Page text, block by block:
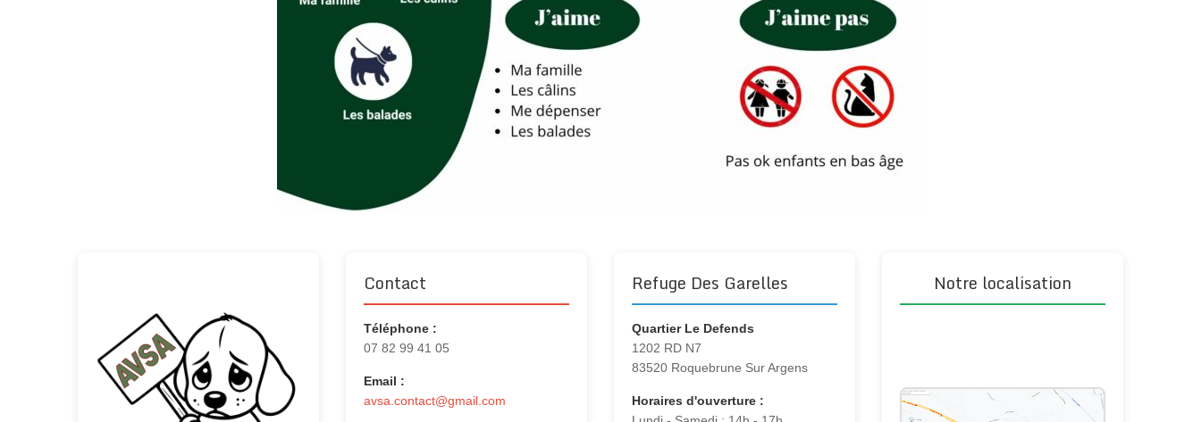
Contact
Téléphone :
07 82 99 41 05
Email :
avsa.contact@gmail.com
Refuge Des Garelles
Quartier Le Defends
1202 RD N7
83520 Roquebrune Sur Argens
Horaires d'ouverture :
Notre localisation